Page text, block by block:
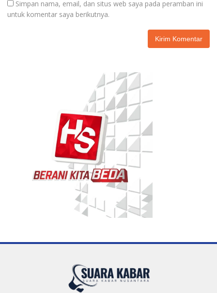
Simpan nama, email, dan situs web saya pada peramban ini
untuk komentar saya berikutnya.